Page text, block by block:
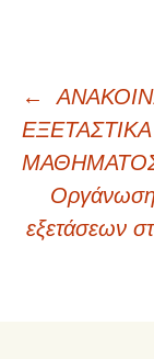
←
Οργάνωση
εξετάσεων